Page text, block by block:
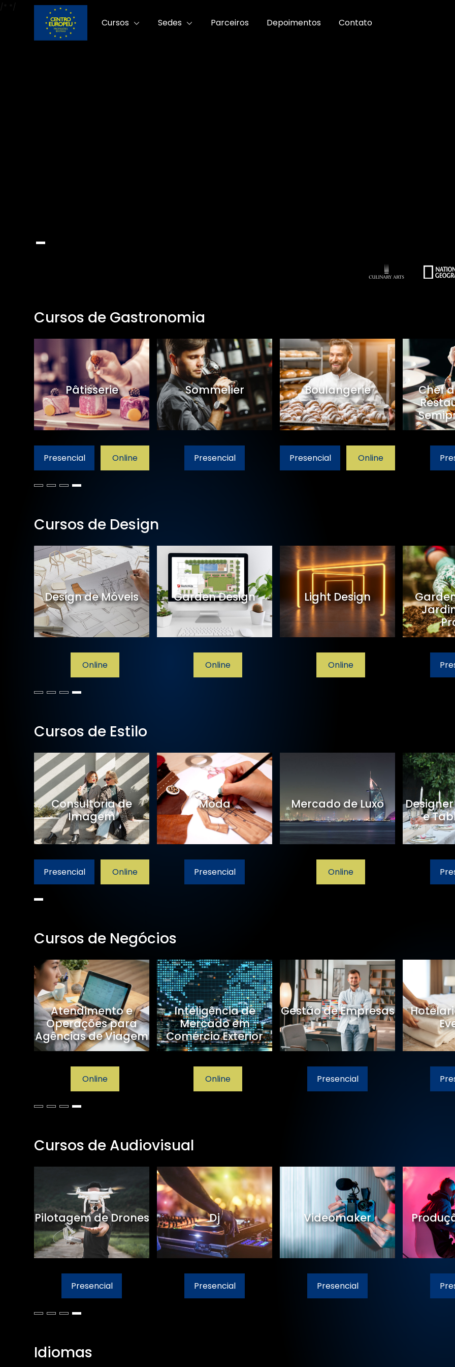
Cursos Sedes Parceiros Depoimentos Contato
/* */
Cursos de Gastronomia
Pâtisserie
Presencial Online
Sommelier
Presencial
Boulangerie
Presencial Online
Chef
Cursos de Design
Design de Móveis
Online
Garden Design
Online
Light Design
Online
Cursos de Estilo
Consultoria de
Imagem
Presencial Online
Moda
Presencial
Mercado de Luxo
Online
e
Cursos de Negócios
Atendimento e
Operações para
Agências de Viagem
Online
Inteligência de
Mercado em
Comércio Exterior
Online
Gestão de Empresas
Presencial
Cursos de Audiovisual
Pilotagem de Drones
Presencial
Dj
Presencial
Videomaker
Presencial
Idiomas